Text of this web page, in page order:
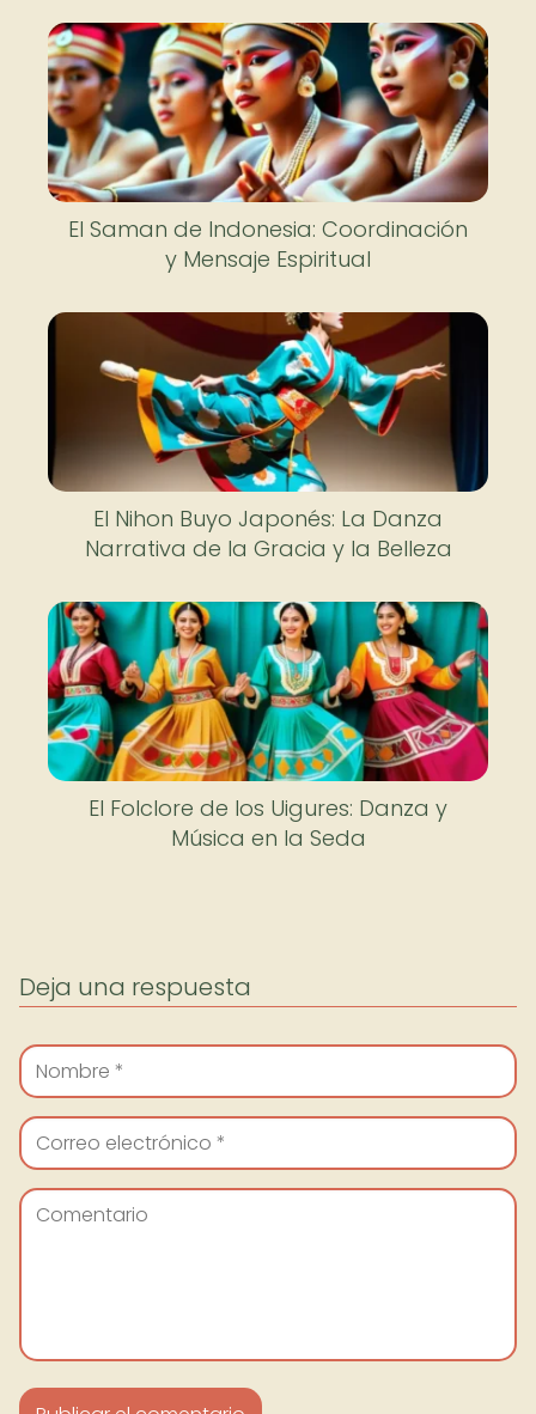
El Saman de Indonesia: Coordinación
y Mensaje Espiritual
El Nihon Buyo Japonés: La Danza
Narrativa de la Gracia y la Belleza
El Folclore de los Uigures: Danza y
Música en la Seda
Deja una respuesta